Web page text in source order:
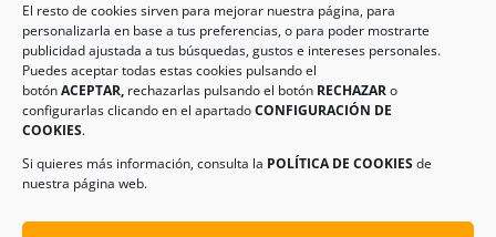
El resto de cookies sirven para mejorar nuestra página, para
personalizarla en base a tus preferencias, o para poder mostrarte
publicidad ajustada a tus búsquedas, gustos e intereses personales.
Puedes aceptar todas estas cookies pulsando el
botónACEPTAR, rechazarlas pulsando el botón RECHAZARo
configurarlas clicando en el apartadoCONFIGURACIÓN DE
COOKIES.
Si quieres más información, consulta la POLÍTICA DE COOKIESde
nuestra página web.
POLÍTICA DE COOKIES
Información de Contacto
Dirección:
Navas de Jorquera – Albacete (España)
Tel:(+34) 967 48 22 15
Email:info@climanavas.com